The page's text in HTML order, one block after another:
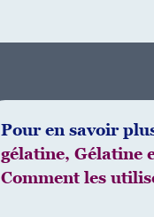
Pour en savoir
gélatine, Gélatine
Comment les